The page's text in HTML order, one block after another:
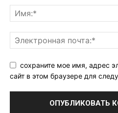
сохраните мое имя, адрес
сайт в этом браузере для